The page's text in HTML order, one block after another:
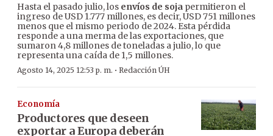
Hasta el pasado julio, los envíos de soja permitieron el
ingreso de USD 1.777 millones, es decir, USD 751 millones
menos que el mismo periodo de 2024. Esta pérdida
responde a una merma de las exportaciones, que
sumaron 4,8 millones de toneladas a julio, lo que
representa una caída de 1,5 millones.
Agosto 14, 2025 12:53 p. m. · Redacción ÚH
Economía
Productores que deseen
exportar a Europa deberán